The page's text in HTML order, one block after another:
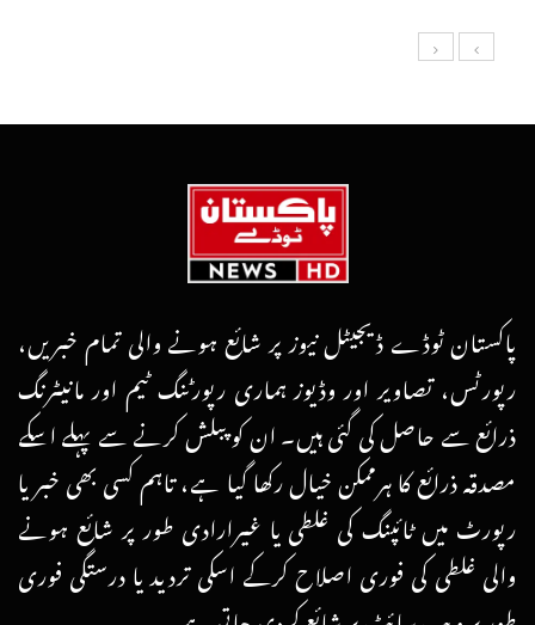
پاکستان ٹوڈے ڈیجیٹل نیوز پر شائع ہونے والی تمام خبریں،
رپورٹس، تصاویر اور وڈیوز ہماری رپورٹنگ ٹیم اور مانیٹرنگ
ذرائع سے حاصل کی گئی ہیں۔ ان کو پبلش کرنے سے پہلے اسکے
مصدقہ ذرائع کا ہرممکن خیال رکھا گیا ہے، تاہم کسی بھی خبر یا
رپورٹ میں ٹائپنگ کی غلطی یا غیرارادی طور پر شائع ہونے
والی غلطی کی فوری اصلاح کرکے اسکی تردید یا درستگی فوری